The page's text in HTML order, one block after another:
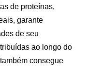
de proteínas,
garante
de seu
ao longo do
consegue